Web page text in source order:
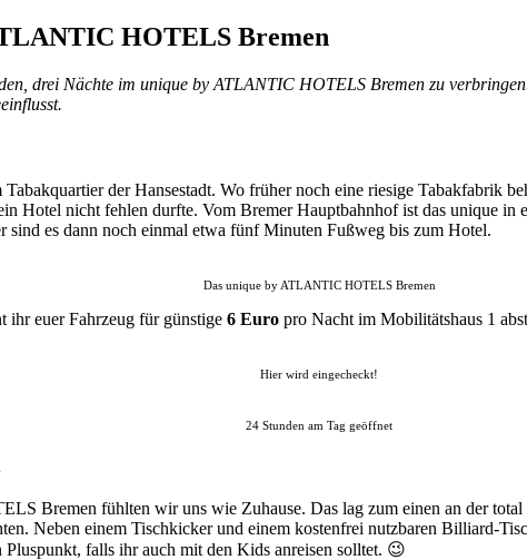
HOTELS Bremen
drei Nächte im unique by ATLANTIC HOTELS Bremen zu
der Hansestadt. Wo früher noch eine riesige Tabakfabrik
Hotel nicht fehlen durfte. Vom Bremer Hauptbahnhof ist das unique
sind es dann noch einmal etwa fünf Minuten Fußweg bis zum Hotel.
Das unique by ATLANTIC HOTELS Bremen
ihr euer Fahrzeug für günstige 6 Euro pro Nacht im Mobilitätshaus 1
Hier wird eingecheckt!
24 Stunden am Tag geöffnet
Bremen fühlten wir uns wie Zuhause. Das lag zum einen an der total
Neben einem Tischkicker und einem kostenfrei nutzbaren Billiard-
falls ihr auch mit den Kids anreisen solltet. 😉